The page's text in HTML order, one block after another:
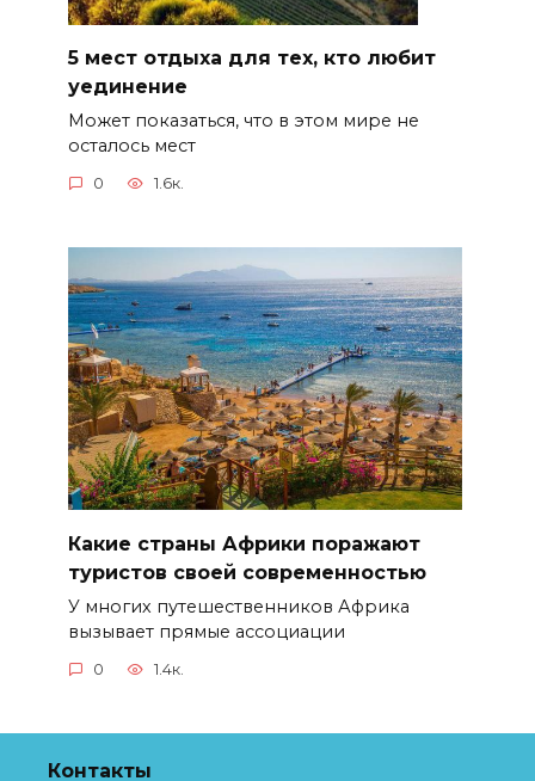
5 мест отдыха для тех, кто любит
уединение
Может показаться, что в этом мире не
осталось мест
0 1.6к.
Какие страны Африки поражают
туристов своей современностью
У многих путешественников Африка
вызывает прямые ассоциации
0 1.4к.
Контакты